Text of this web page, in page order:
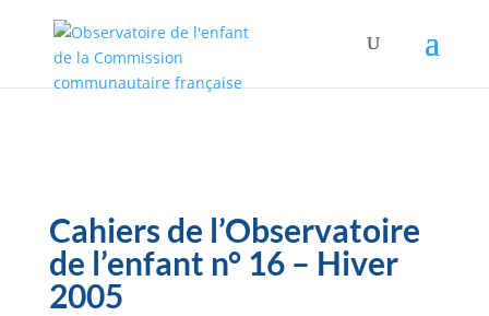
Cahiers de l’Observatoire
de l’enfant n° 16 – Hiver
2005